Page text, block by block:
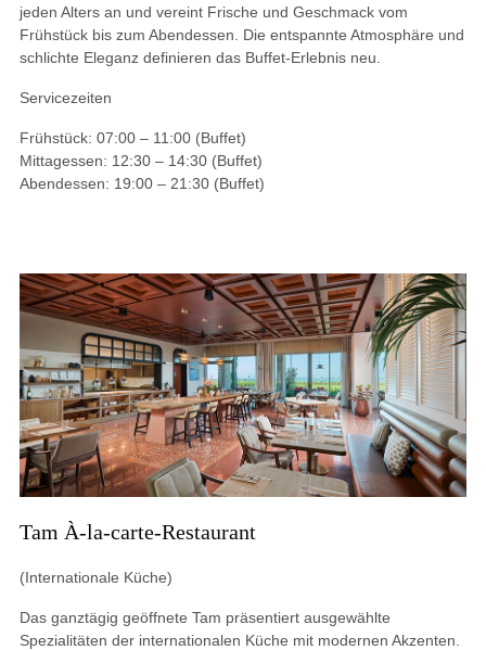
jeden Alters an und vereint Frische und Geschmack vom
Frühstück bis zum Abendessen. Die entspannte Atmosphäre und
schlichte Eleganz definieren das Buffet-Erlebnis neu.
Servicezeiten
Frühstück: 07:00 – 11:00 (Buffet)
Mittagessen: 12:30 – 14:30 (Buffet)
Abendessen: 19:00 – 21:30 (Buffet)
Tam À-la-carte-Restaurant
(Internationale Küche)
Das ganztägig geöffnete Tam präsentiert ausgewählte
Spezialitäten der internationalen Küche mit modernen Akzenten.